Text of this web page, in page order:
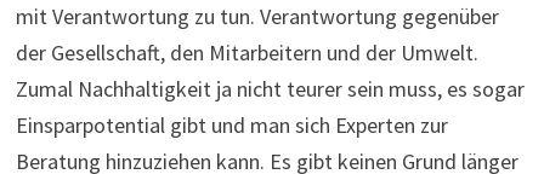
mit Verantwortung zu tun. Verantwortung gegenüber
der Gesellschaft, den Mitarbeitern und der Umwelt.
Zumal Nachhaltigkeit ja nicht teurer sein muss, es sogar
Einsparpotential gibt und man sich Experten zur
Beratung hinzuziehen kann. Es gibt keinen Grund länger